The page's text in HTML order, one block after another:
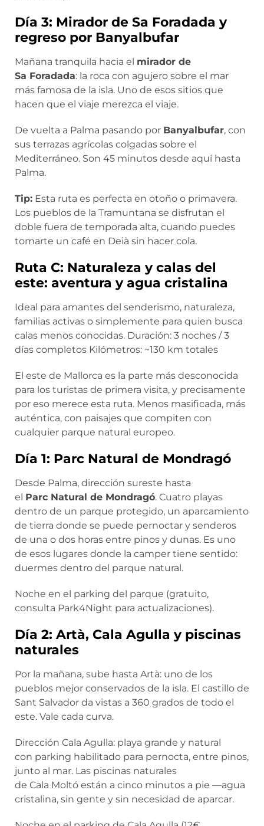
Día 3: Mirador de Sa Foradada y
regreso por Banyalbufar
Mañana tranquila hacia el mirador de
Sa Foradada: la roca con agujero sobre el mar
más famosa de la isla. Uno de esos sitios que
hacen que el viaje merezca el viaje.
De vuelta a Palma pasando por Banyalbufar, con
sus terrazas agrícolas colgadas sobre el
Mediterráneo. Son 45 minutos desde aquí hasta
Palma.
Tip: Esta ruta es perfecta en otoño o primavera.
Los pueblos de la Tramuntana se disfrutan el
doble fuera de temporada alta, cuando puedes
tomarte un café en Deià sin hacer cola.
Ruta C: Naturaleza y calas del
este: aventura y agua cristalina
Ideal para amantes del senderismo, naturaleza,
familias activas o simplemente para quien busca
calas menos conocidas. Duración: 3 noches / 3
días completos Kilómetros: ~130 km totales
El este de Mallorca es la parte más desconocida
para los turistas de primera visita, y precisamente
por eso merece esta ruta. Menos masificada, más
auténtica, con paisajes que compiten con
cualquier parque natural europeo.
Día 1: Parc Natural de Mondragó
Desde Palma, dirección sureste hasta
el Parc Natural de Mondragó. Cuatro playas
dentro de un parque protegido, un aparcamiento
de tierra donde se puede pernoctar y senderos
de una o dos horas entre pinos y dunas. Es uno
de esos lugares donde la camper tiene sentido:
duermes dentro del parque natural.
Noche en el parking del parque (gratuito,
consulta Park4Night para actualizaciones).
Día 2: Artà, Cala Agulla y piscinas
naturales
Por la mañana, sube hasta Artà: uno de los
pueblos mejor conservados de la isla. El castillo de
Sant Salvador da vistas a 360 grados de todo el
este. Vale cada curva.
Dirección Cala Agulla: playa grande y natural
con parking habilitado para pernocta, entre pinos,
junto al mar. Las piscinas naturales
de Cala Moltó están a cinco minutos a pie —agua
cristalina, sin gente y sin necesidad de aparcar.